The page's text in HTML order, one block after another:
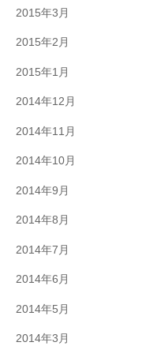
2015年3月
2015年2月
2015年1月
2014年12月
2014年11月
2014年10月
2014年9月
2014年8月
2014年7月
2014年6月
2014年5月
2014年3月